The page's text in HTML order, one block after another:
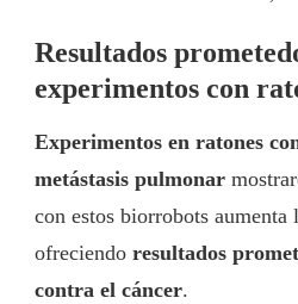
Resultados
experimentos con
Experimentos en ratones
metástasis pulmonar
con estos biorrobots aumenta
ofreciendo resultados
contra el cáncer.